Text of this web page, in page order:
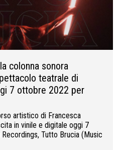
la colonna sonora
teatrale di
7 ottobre 2022 per
artistico di Francesca
in vinile e digitale oggi 7
Tutto Brucia (Music